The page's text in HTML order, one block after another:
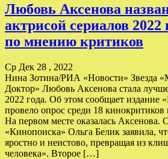
Любовь Аксенова
актрисой сериалов 2022
по мнению критиков
Ср Дек 28 , 2022
Нина Зотина/РИА «Новости» Звезда
Доктор» Любовь Аксенова стала
2022 года. Об этом сообщает издание
провело опрос среди 18
На первом месте оказалась Аксенова.
«Кинопоиска» Ольга Белик заявила,
яростно и неистово, превращая из
человека». Второе […]